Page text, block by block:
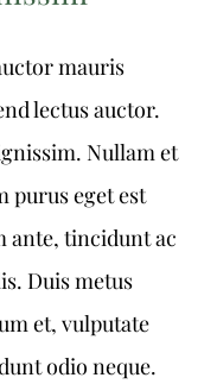
mauris
lectus auctor.
Nullam et
purus eget est
ante, tincidunt ac
Duis metus
et, vulputate
odio neque.